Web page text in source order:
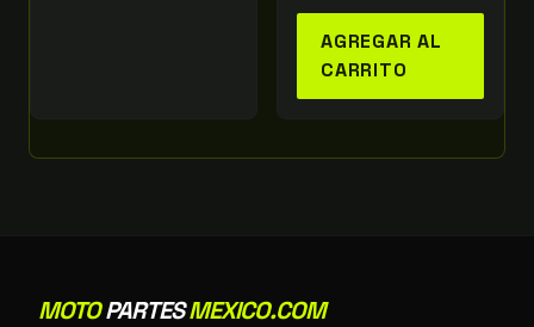
AGREGAR AL
CARRITO
MOTOPARTESMEXICO.COM